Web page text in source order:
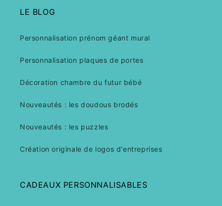
LE BLOG
Personnalisation prénom géant mural
Personnalisation plaques de portes
Décoration chambre du futur bébé
Nouveautés : les doudous brodés
Nouveautés : les puzzles
Création originale de logos d'entreprises
CADEAUX PERSONNALISABLES